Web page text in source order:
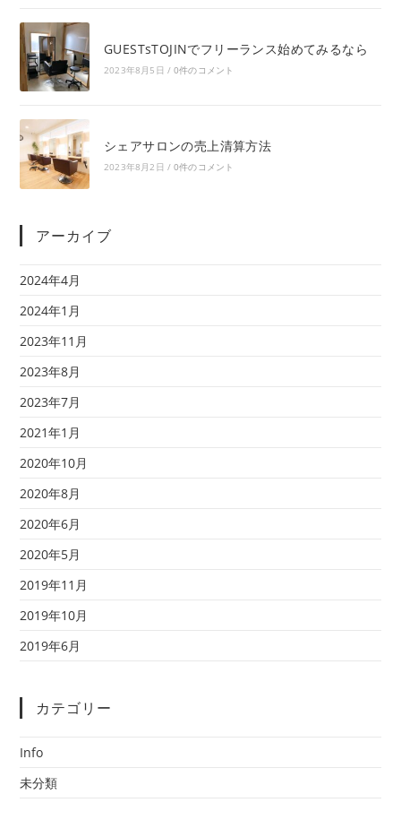
GUESTsTOJINでフリーランス始めてみるなら
2023年8月5日 / 0件のコメント
シェアサロンの売上清算方法
2023年8月2日 / 0件のコメント
アーカイブ
2024年4月
2024年1月
2023年11月
2023年8月
2023年7月
2021年1月
2020年10月
2020年8月
2020年6月
2020年5月
2019年11月
2019年10月
2019年6月
カテゴリー
Info
未分類